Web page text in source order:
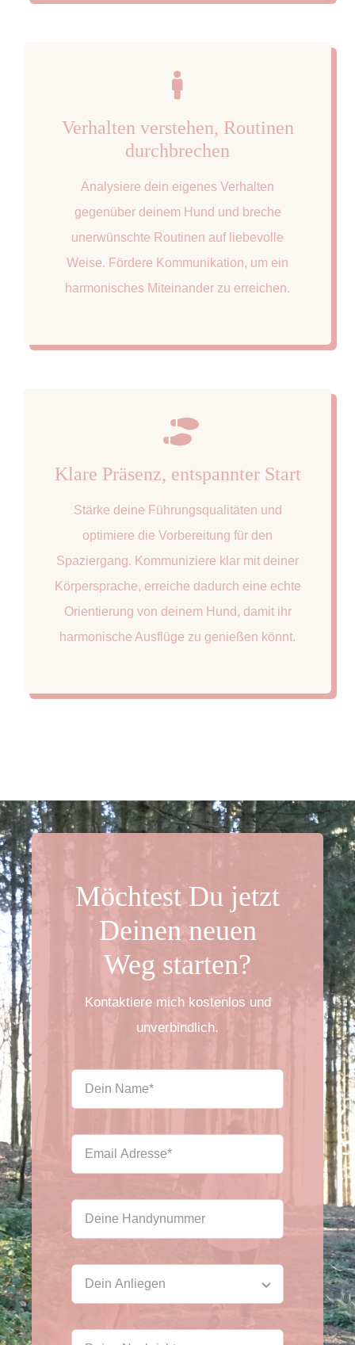
Verhalten verstehen, Routinen
durchbrechen
Analysiere dein eigenes Verhalten
gegenüber deinem Hund und breche
unerwünschte Routinen auf liebevolle
Weise. Fördere Kommunikation, um ein
harmonisches Miteinander zu erreichen.
Klare Präsenz, entspannter Start
Stärke deine Führungsqualitäten und
optimiere die Vorbereitung für den
Spaziergang. Kommuniziere klar mit deiner
Körpersprache, erreiche dadurch eine echte
Orientierung von deinem Hund, damit ihr
harmonische Ausflüge zu genießen könnt.
Möchtest Du jetzt
Deinen neuen
Weg starten?
Kontaktiere mich kostenlos und
unverbindlich.